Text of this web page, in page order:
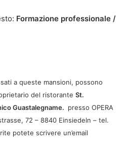
Formazione professionale /
a queste mansioni, possono
del ristorante St.
Guastalegname. presso OPERA
72 – 8840 Einsiedeln – tel.
potete scrivere un’email